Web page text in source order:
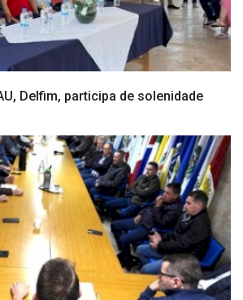
Delfim, participa de solenidade